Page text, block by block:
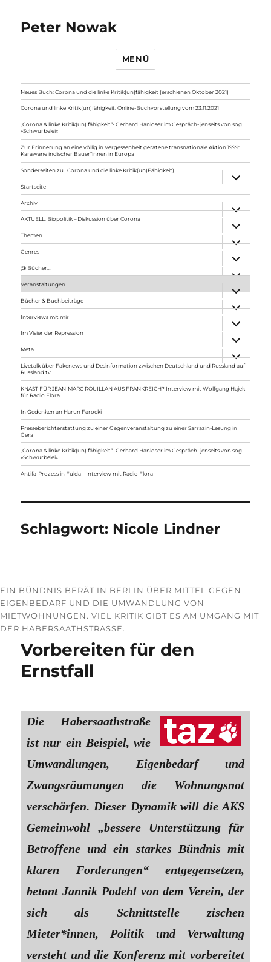
Peter Nowak
MENÜ
Neues Buch: Corona und die linke Kritik(un)fähigkeit (erschienen Oktober 2021)
Corona und linke Kritik(un)fähigkeit. Online-Buchvorstellung vom 23.11.2021
„Corona & linke Kritik(un) fähigkeit“- Gerhard Hanloser im Gespräch- jenseits von sog.
»Schwurbelei«
Zur Erinnerung an eine völlig in Vergessenheit geratene transnationale Aktion 1999:
Karawane indischer Bauer*innen in Europa
Sonderseiten zu…Corona und die linke Kritik(un)Fähigkeit).
anzeigen
Startseite
Archiv
anzeigen
AKTUELL: Biopolitik – Diskussion über Corona
anzeigen
Themen
anzeigen
Genres
anzeigen
@ Bücher…
Veranstaltungen
anzeigen
Bücher & Buchbeiträge
anzeigen
Interviews mit mir
anzeigen
Im Visier der Repression
anzeigen
Meta
anzeigen
Livetalk über Fakenews und Desinformation zwischen Deutschland und Russland auf
Russland.tv
KNAST FÜR JEAN-MARC ROUILLAN AUS FRANKREICH? Interview mit Wolfgang Hajek
für Radio Flora
In Gedenken an Harun Farocki
Presseberichterstattung zu einer Gegenveranstaltung zu einer Sarrazin-Lesung in
Gera
„Corona & linke Kritik(un) fähigkeit“- Gerhard Hanloser im Gespräch- jenseits von sog.
»Schwurbelei«
Antifa-Prozess in Fulda – Interview mit Radio Flora
Schlagwort: Nicole Lindner
EIN BÜNDNIS BERÄT IN BERLIN ÜBER MITTEL GEGEN
EIGENBEDARF UND DIE UMWANDLUNG VON
MIETWOHNUNGEN. VIEL KRITIK GIBT ES AM UMGANG MIT
DER HABERSAATHSTRASSE.
Vorbereiten für den
Ernstfall
Die Habersaathstraße
ist nur ein Beispiel, wie
Umwandlungen, Eigenbedarf und
Zwangsräumungen die Wohnungsnot
verschärfen. Dieser Dynamik will die AKS
Gemeinwohl „bessere Unterstützung für
Betroffene und ein starkes Bündnis mit
klaren Forderungen“ entgegensetzen,
betont Jannik Podehl von dem Verein, der
sich als Schnittstelle zischen
Mieter*innen, Politik und Verwaltung
versteht und die Konferenz mit vorbereitet